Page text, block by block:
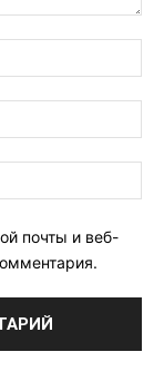
почты и веб-